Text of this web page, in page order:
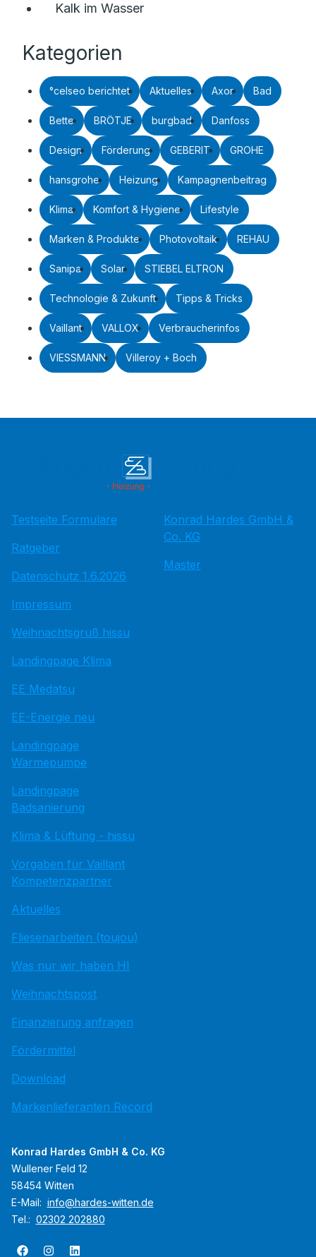
Kalk im Wasser
Kategorien
°celseo berichtet Aktuelles Axor Bad
Bette BRÖTJE burgbad Danfoss
Design Förderung GEBERIT GROHE
hansgrohe Heizung Kampagnenbeitrag
Klima Komfort & Hygiene Lifestyle
Marken & Produkte Photovoltaik REHAU
Sanipa Solar STIEBEL ELTRON
Technologie & Zukunft Tipps & Tricks
Vaillant VALLOX Verbraucherinfos
VIESSMANN Villeroy + Boch
Testseite Formulare
Ratgeber
Datenschutz 1.6.2026
Impressum
Weihnachtsgruß hissu
Landingpage Klima
EE Medatsu
EE-Energie neu
Landingpage
Wärmepumpe
Landingpage
Badsanierung
Klima & Lüftung - hissu
Vorgaben für Vaillant
Kompetenzpartner
Aktuelles
Fliesenarbeiten (toujou)
Was nur wir haben HI
Weihnachtspost
Finanzierung anfragen
Fördermittel
Download
Markenlieferanten Record
Konrad Hardes GmbH &
Co. KG
Master
Konrad Hardes GmbH & Co. KG
Wullener Feld 12
58454 Witten
E-Mail: info@hardes-witten.de
Tel.: 02302 202880